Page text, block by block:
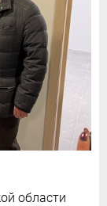
области